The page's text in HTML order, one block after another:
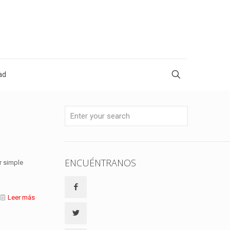
simple
Leer más
ENCUÉNTRANOS